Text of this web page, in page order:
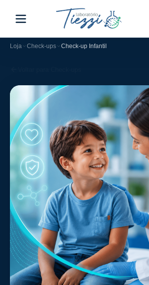
Loja Check-ups Check-up Infantil